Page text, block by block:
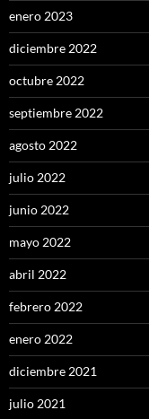
enero 2023
diciembre 2022
octubre 2022
septiembre 2022
agosto 2022
julio 2022
junio 2022
mayo 2022
abril 2022
febrero 2022
enero 2022
diciembre 2021
julio 2021